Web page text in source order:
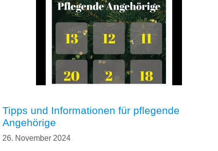
Tipps und Informationen für pflegende
Angehörige
26. November 2024